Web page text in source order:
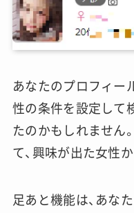
あなたのプロフィー
性の条件を設定して
たのかもしれません
て、興味が出た女性
足あと機能は、あな